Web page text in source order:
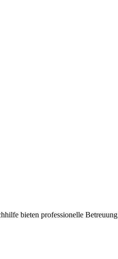
bieten professionelle